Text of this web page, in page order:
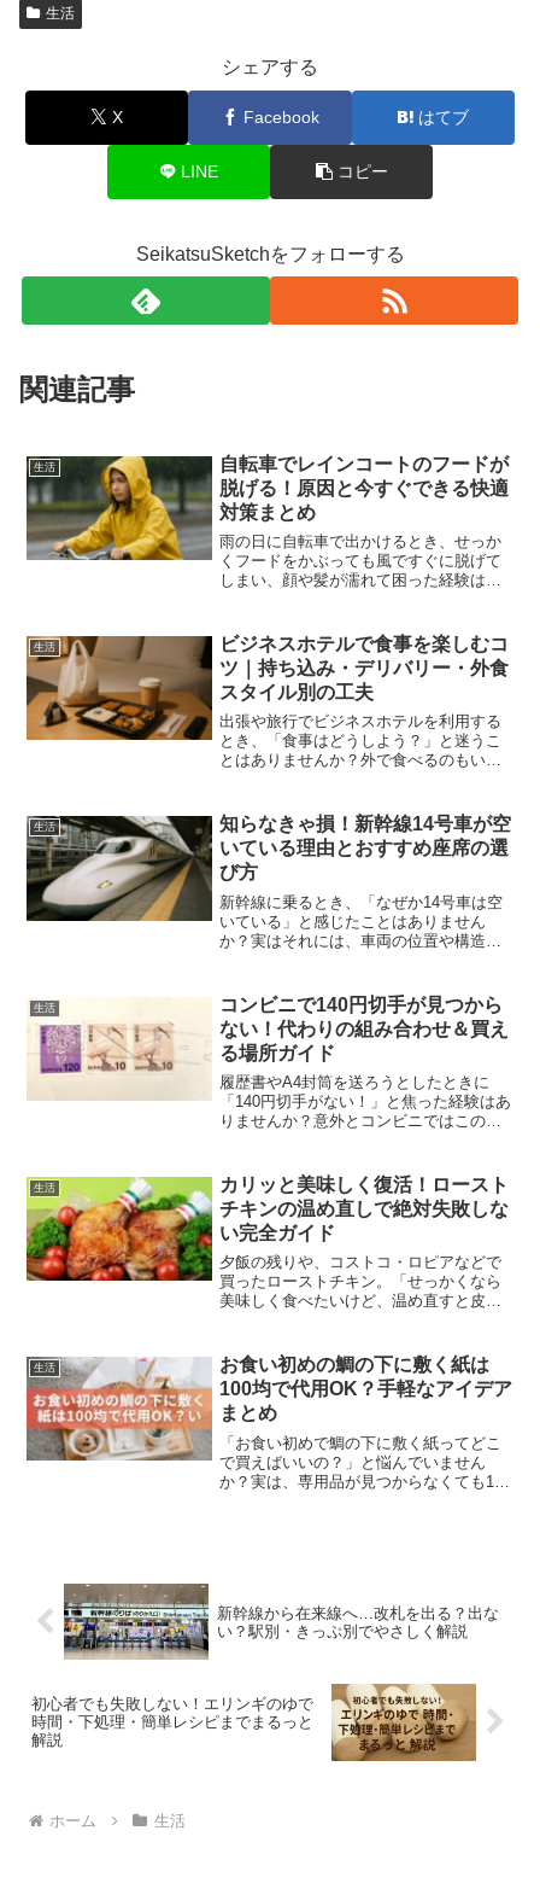
生活
シェアする
X Facebook はてブ
LINE コピー
SeikatsuSketchをフォローする
関連記事
生活
自転車でレインコートのフードが
脱げる！原因と今すぐできる快適
対策まとめ
雨の日に自転車で出かけるとき、せっか
くフードをかぶっても風ですぐに脱げて
しまい、顔や髪が濡れて困った経験はあ
えでの効果的な対策です。本記事では
「なぜフードが脱げるのか？...
生活
ビジネスホテルで食事を楽しむコ
ツ｜持ち込み・デリバリー・外食
スタイル別の工夫
出張や旅行でビジネスホテルを利用する
とき、「食事はどうしよう？」と迷うこ
とはありませんか？外で食べるのもいい
す。実は、ホテルによって持ち込みのル
ールや設備の使い方には違...
生活
知らなきゃ損！新幹線14号車が空
いている理由とおすすめ座席の選
び方
新幹線に乗るとき、「なぜか14号車は空
いている」と感じたことはありません
か？実はそれには、車両の位置や構造に
れた“静かなゾーン”。そのため人の出入り
が少なく、自然と落...
生活
コンビニで140円切手が見つから
ない！代わりの組み合わせ＆買え
る場所ガイド
履歴書やA4封筒を送ろうとしたときに
「140円切手がない！」と焦った経験はあ
りませんか？意外とコンビニではこの金
ん。でもご安心ください。140円切手がな
くても、他の切手を...
生活
カリッと美味しく復活！ロースト
チキンの温め直しで絶対失敗しな
い完全ガイド
夕飯の残りや、コストコ・ロピアなどで
買ったローストチキン。「せっかくなら
美味しく食べたいけど、温め直すと皮が
としたコツさえ押さえれば、外はカリッ
と中はジューシーな仕上が...
生活
お食い初めの鯛の下に敷く紙は
100均で代用OK？手軽なアイデア
まとめ
「お食い初めで鯛の下に敷く紙ってどこ
で買えばいいの？」と悩んでいません
か？実は、専用品が見つからなくても100
新幹線から在来線へ…改札を出る？出な
い？駅別・きっぷ別でやさしく解説
初心者でも失敗しない！エリンギのゆで
時間・下処理・簡単レシピまでまるっと
解説
ホーム 生活